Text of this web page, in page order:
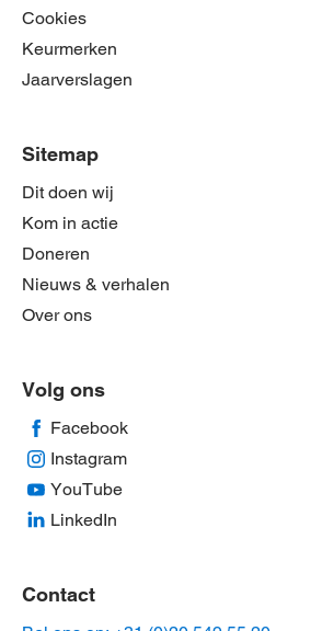
Cookies
Keurmerken
Jaarverslagen
Sitemap
Dit doen wij
Kom in actie
Doneren
Nieuws & verhalen
Over ons
Volg ons
Facebook
Instagram
YouTube
LinkedIn
Contact